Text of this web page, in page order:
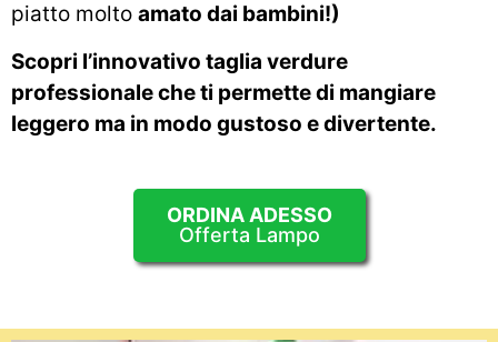
piatto molto amato dai bambini!)
Scopri l’innovativo taglia verdure
professionale che ti permette di mangiare
leggero ma in modo gustoso e divertente.
ORDINA ADESSO
Offerta Lampo